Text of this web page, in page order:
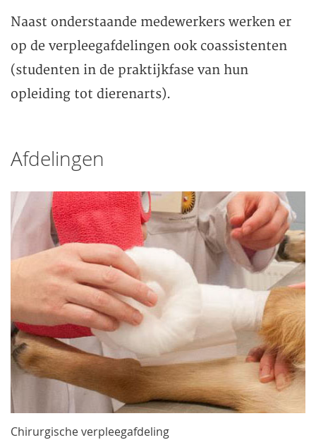
Naast onderstaande medewerkers werken er
op de verpleegafdelingen ook coassistenten
(studenten in de praktijkfase van hun
opleiding tot dierenarts).
Afdelingen
Chirurgische verpleegafdeling